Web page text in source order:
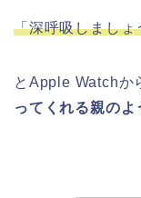
「深呼吸しましょ
とApple Watchか
ってくれる親のよ